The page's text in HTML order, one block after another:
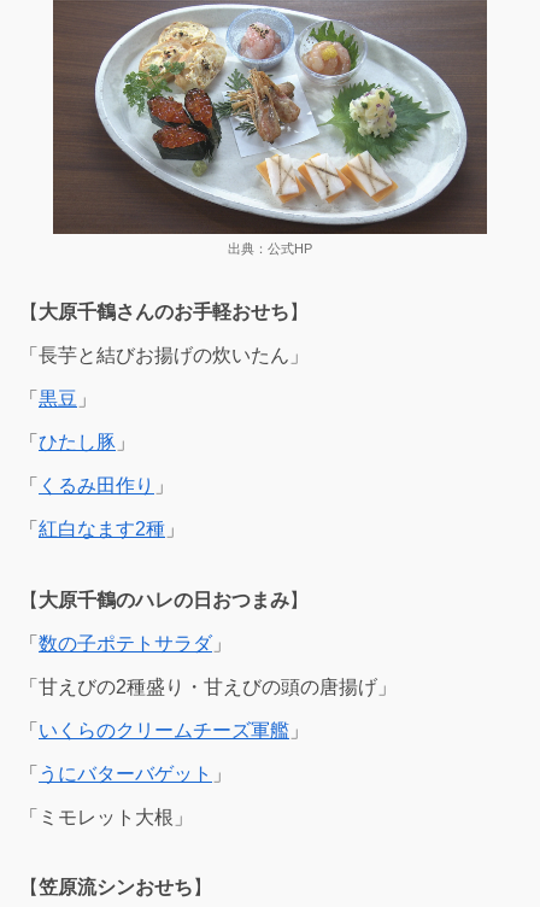
出典：公式HP
【 大原千鶴さんのお手軽おせち 】
「長芋と結びお揚げの炊いたん」
「 黒豆 」
「 ひたし豚 」
「 くるみ田作り 」
「 紅白なます2種 」
【 大原千鶴のハレの日おつまみ】
「 数の子ポテトサラダ」
「甘えびの2種盛り・甘えびの頭の唐揚げ」
「 いくらのクリームチーズ軍艦 」
「 うにバターバゲット 」
「ミモレット大根」
【笠原流シンおせち 】